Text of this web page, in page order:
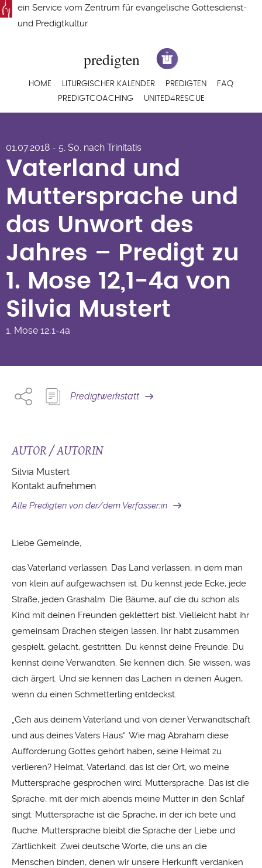
Direkt
zum
ein Service vom Zentrum für evangelische Gottesdienst-
und Predigtkultur
Hauptnavigation
HOME LITURGISCHER KALENDER PREDIGTEN
FAQ
PREDIGTCOACHING
UNITED4RESCUE
Muttersprache und
das Unwort des
Jahres – Predigt zu 1.
Mose 12,1-4a von
Silvia Mustert
01.07.2018 - 5. So. nach Trinitatis
Vaterland und
Muttersprache und
das Unwort des
Jahres – Predigt zu
1. Mose 12,1-4a von
Silvia Mustert
1. Mose 12,1-4a
Predigtwerkstatt
AUTOR / AUTORIN
Silvia Mustert
Kontakt aufnehmen
Alle Predigten von der/dem Verfasser:in
Liebe Gemeinde,
das Vaterland verlassen. Das Land verlassen, in dem man
von klein auf aufgewachsen ist. Du kennst jede Ecke, jede
Straße, jeden Grashalm. Die Bäume, auf die du schon als
Kind mit deinen Freunden geklettert bist. Vielleicht habt ihr
gemeinsam Drachen steigen lassen. Ihr habt zusammen
gespielt, gelacht, gestritten. Du kennst deine Freunde. Du
kennst deine Verwandten. Sie kennen dich. Sie wissen, was
dich ärgert. Und sie kennen das Lachen in deinen Augen,
wenn du einen Schmetterling entdeckst.
„Geh aus deinem Vaterland und von deiner Verwandtschaft
und aus deines Vaters Haus“. Wie mag Abraham diese
Aufforderung Gottes gehört haben, seine Heimat zu
verlieren? Heimat, Vaterland, das ist der Ort, wo meine
Muttersprache gesprochen wird. Muttersprache. Das ist die
Sprache, mit der mich abends meine Mutter in den Schlaf
singt. Muttersprache ist die Sprache, in der ich bete und
fluche. Muttersprache bleibt die Sprache der Liebe und
Zärtlichkeit. Zwei deutsche Worte, die uns an die
Menschen binden, denen wir unsere Herkunft verdanken